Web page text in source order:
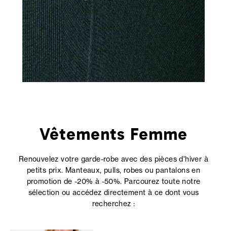
Vêtements Femme
Renouvelez votre garde-robe avec des pièces d'hiver à
petits prix. Manteaux, pulls, robes ou pantalons en
promotion de -20% à -50%. Parcourez toute notre
sélection ou accédez directement à ce dont vous
recherchez :